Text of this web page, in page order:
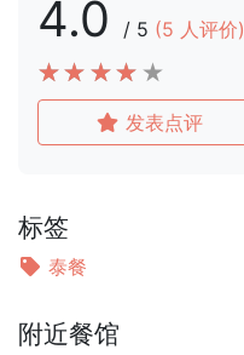
4.0 / 5 (5 人评价)
发表点评
标签
泰餐
附近餐馆